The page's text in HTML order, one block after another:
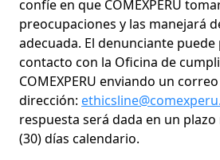
confíe en que COMEXPERU
preocupaciones y las manejará
adecuada. El denunciante puede
contacto con la Oficina de
COMEXPERU enviando un
dirección:
respuesta será dada en un
(30) días calendario.